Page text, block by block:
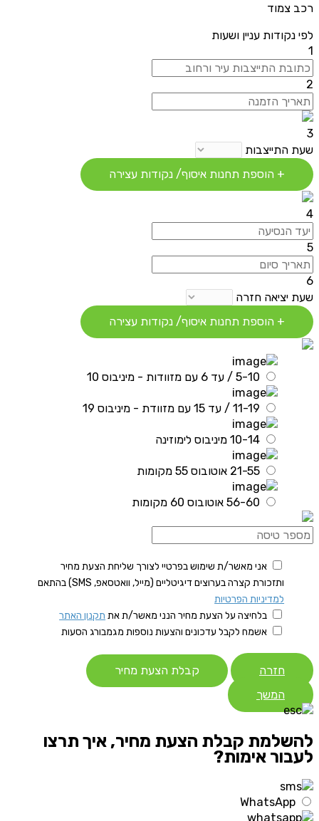
רכב צמוד
לפי נקודות עניין ושעות
1
2
3
שעת התייצבות
+ הוספת תחנות איסוף/ נקודות עצירה
4
5
6
שעת יציאה חזרה
+ הוספת תחנות איסוף/ נקודות עצירה
5-10 / עד 6 עם מזוודות - מיניבוס 10
11-19 / עד 15 עם מזוודת - מיניבוס 19
10-14 מיניבוס לימוזינה
21-55 אוטובוס 55 מקומות
56-60 אוטובוס 60 מקומות
אני מאשר/ת שימוש בפרטיי לצורך שליחת הצעת מחיר
ותזכורת קצרה בערוצים דיגיטליים (מייל, וואטסאפ, SMS) בהתאם
למדיניות הפרטיות
בלחיצה על הצעת מחיר הנני מאשר/ת את תקנון האתר
אשמח לקבל עדכונים והצעות נוספות מגמבורג הסעות
חזרה
קבלת הצעת מחיר
המשך
להשלמת קבלת הצעת מחיר, איך תרצו
לעבור אימות?
WhatsApp